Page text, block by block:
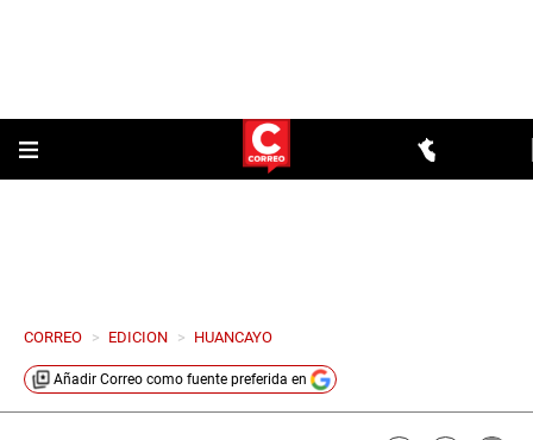
CORREO > EDICION > HUANCAYO
Añadir Correo como fuente preferida en